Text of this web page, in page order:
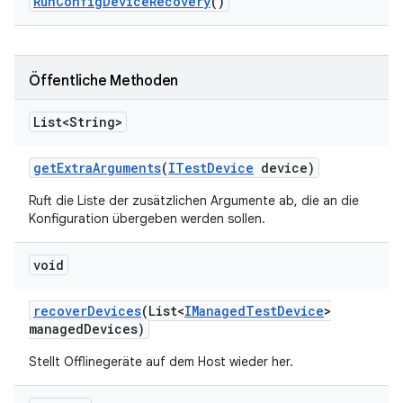
Öffentliche Methoden
List<String>
getExtraArguments(ITestDevice device)
Ruft die Liste der zusätzlichen Argumente ab, die an die
Konfiguration übergeben werden sollen.
void
recoverDevices(List<IManagedTestDevice>
managedDevices)
Stellt Offlinegeräte auf dem Host wieder her.